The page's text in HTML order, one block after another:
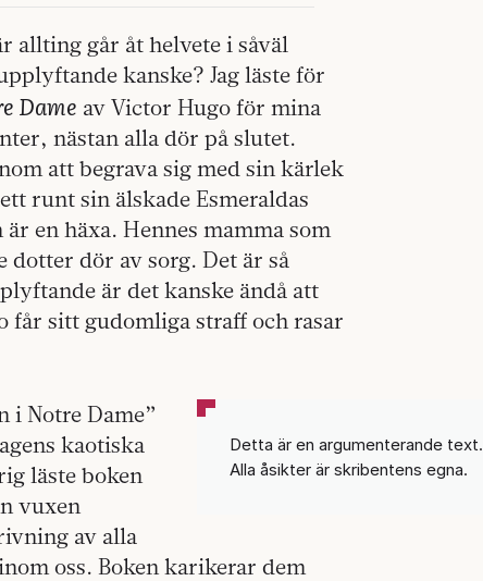
allting går åt helvete i såväl
kanske? Jag läste för
Dame av Victor Hugo för mina
nästan alla dör på slutet.
att begrava sig med sin kärlek
runt sin älskade Esmeraldas
en häxa. Hennes mamma som
dör av sorg. Det är så
är det kanske ändå att
får sitt gudomliga straff och rasar
Detta är en argumenterande text.
Alla åsikter är skribentens egna.
i Notre Dame”
kaotiska
läste boken
vuxen
av alla
oss. Boken karikerar dem